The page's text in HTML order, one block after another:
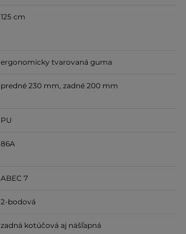
125 cm
ergonomicky tvarovaná guma
predné 230 mm, zadné 200 mm
PU
86A
ABEC 7
2-bodová
zadná kotúčová aj nášľapná